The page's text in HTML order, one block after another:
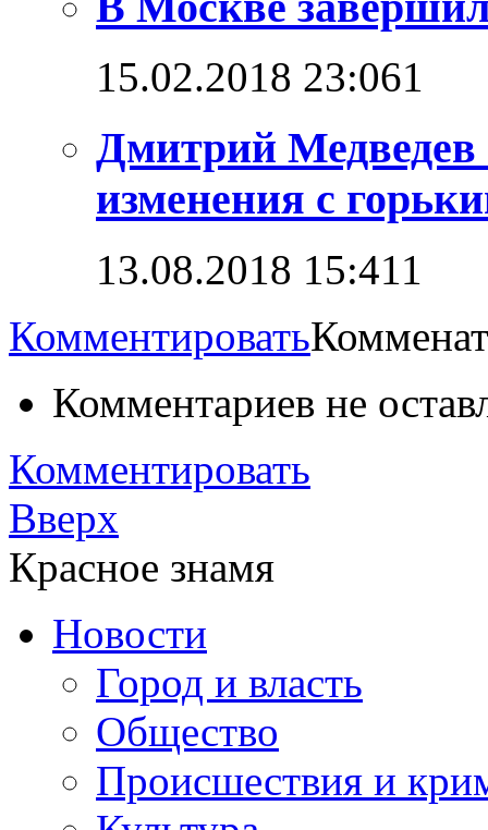
15.02.2018 23:061
Дмитрий Медведев
изменения с
13.08.2018 15:411
Комментировать
Комментариев не
Комментировать
Вверх
Красное знамя
Новости
Город и власть
Общество
Происшествия и